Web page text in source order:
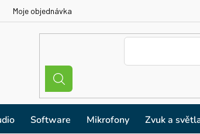
Moje objednávka
Software Mikrofony Zvuk a